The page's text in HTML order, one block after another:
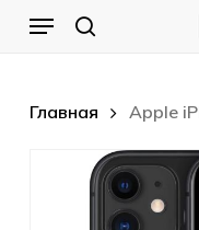
Menu
Главная Apple